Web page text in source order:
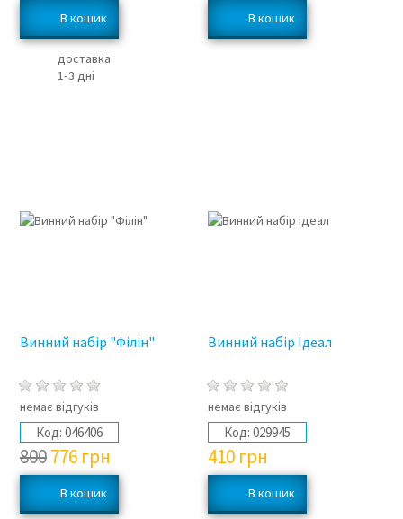
доставка
1‑3 дні
Винний набір "Філін"
немає відгуків
Код: 046406
800776 грн
Винний набір Ідеал
немає відгуків
Код: 029945
410 грн